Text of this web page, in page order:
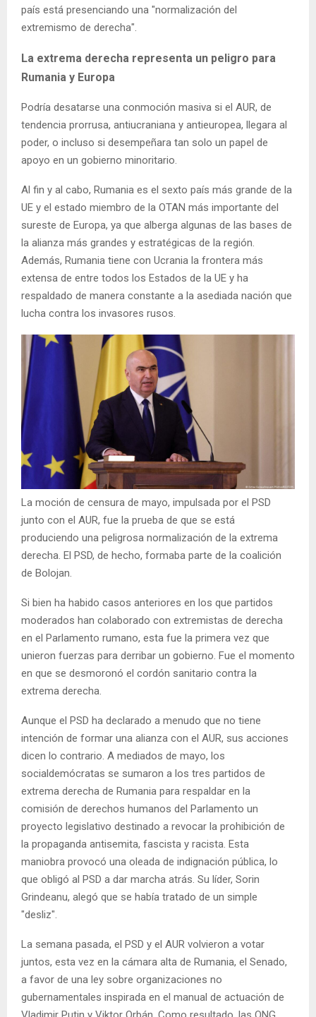
país está presenciando una "normalización del
extremismo de derecha".
La extrema derecha representa un peligro para
Rumania y Europa
Podría desatarse una conmoción masiva si el AUR, de
tendencia prorrusa, antiucraniana y antieuropea, llegara al
poder, o incluso si desempeñara tan solo un papel de
apoyo en un gobierno minoritario.
Al fin y al cabo, Rumania es el sexto país más grande de la
UE y el estado miembro de la OTAN más importante del
sureste de Europa, ya que alberga algunas de las bases de
la alianza más grandes y estratégicas de la región.
Además, Rumania tiene con Ucrania la frontera más
extensa de entre todos los Estados de la UE y ha
respaldado de manera constante a la asediada nación que
lucha contra los invasores rusos.
La moción de censura de mayo, impulsada por el PSD
junto con el AUR, fue la prueba de que se está
produciendo una peligrosa normalización de la extrema
derecha. El PSD, de hecho, formaba parte de la coalición
de Bolojan.
Si bien ha habido casos anteriores en los que partidos
moderados han colaborado con extremistas de derecha
en el Parlamento rumano, esta fue la primera vez que
unieron fuerzas para derribar un gobierno. Fue el momento
en que se desmoronó el cordón sanitario contra la
extrema derecha.
Aunque el PSD ha declarado a menudo que no tiene
intención de formar una alianza con el AUR, sus acciones
dicen lo contrario. A mediados de mayo, los
socialdemócratas se sumaron a los tres partidos de
extrema derecha de Rumania para respaldar en la
comisión de derechos humanos del Parlamento un
proyecto legislativo destinado a revocar la prohibición de
la propaganda antisemita, fascista y racista. Esta
maniobra provocó una oleada de indignación pública, lo
que obligó al PSD a dar marcha atrás. Su líder, Sorin
Grindeanu, alegó que se había tratado de un simple
"desliz".
La semana pasada, el PSD y el AUR volvieron a votar
juntos, esta vez en la cámara alta de Rumania, el Senado,
a favor de una ley sobre organizaciones no
gubernamentales inspirada en el manual de actuación de